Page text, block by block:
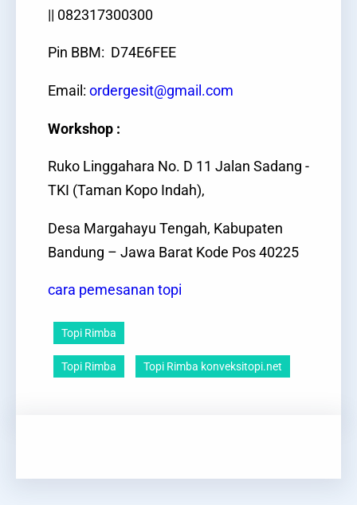
|| 082317300300
Pin BBM: D74E6FEE
Email: ordergesit@gmail.com
Workshop :
Ruko Linggahara No. D 11 Jalan Sadang -
TKI (Taman Kopo Indah),
Desa Margahayu Tengah, Kabupaten
Bandung – Jawa Barat Kode Pos 40225
cara pemesanan topi
Topi Rimba
Topi Rimba Topi Rimba konveksitopi.net